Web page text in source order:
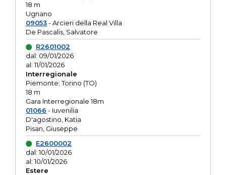
18 m
Ugnano
09053- Arcieri della Real Villa
De Pascalis, Salvatore
R2601002
dal: 09/01/2026
al: 11/01/2026
Interregionale
Piemonte: Torino (TO)
18 m
Gara Interregionale 18m
01066 - Iuvenilia
D'agostino, Katia
Pisan, Giuseppe
E2600002
dal: 10/01/2026
al: 10/01/2026
Estere